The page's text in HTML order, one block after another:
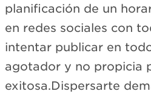
planificación de un
en redes sociales con
intentar publicar en
agotador y no propicia
exitosa.Dispersarte